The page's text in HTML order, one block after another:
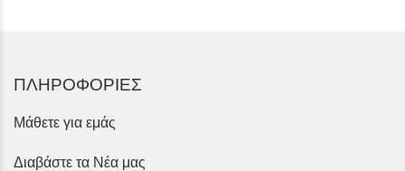
ΠΛΗΡΟΦΟΡΙΕΣ
Μάθετε για εμάς
Διαβάστε τα Νέα μας